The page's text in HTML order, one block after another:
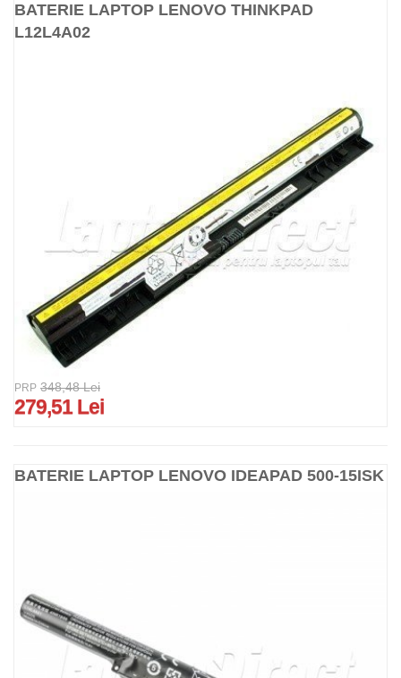
BATERIE LAPTOP LENOVO THINKPAD
L12L4A02
PRP 348,48 Lei
279,51 Lei
BATERIE LAPTOP LENOVO IDEAPAD 500-15ISK